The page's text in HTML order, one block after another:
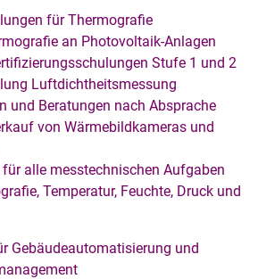
für Thermografie
an Photovoltaik-Anlagen
Stufe 1 und 2
Luftdichtheitsmessung
und Beratungen nach Absprache
von Wärmebildkameras und
alle messtechnischen Aufgaben
Temperatur, Feuchte, Druck und
Gebäudeautomatisierung und